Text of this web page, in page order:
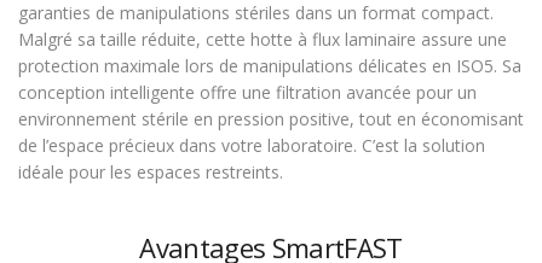
garanties de manipulations stériles dans un format compact.
Malgré sa taille réduite, cette hotte à flux laminaire assure une
protection maximale lors de manipulations délicates en ISO5. Sa
conception intelligente offre une filtration avancée pour un
environnement stérile en pression positive, tout en économisant
de l’espace précieux dans votre laboratoire. C’est la solution
idéale pour les espaces restreints.
Avantages SmartFAST